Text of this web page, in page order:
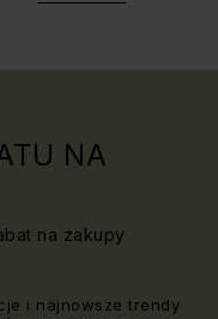
NA
na zakupy
i najnowsze trendy